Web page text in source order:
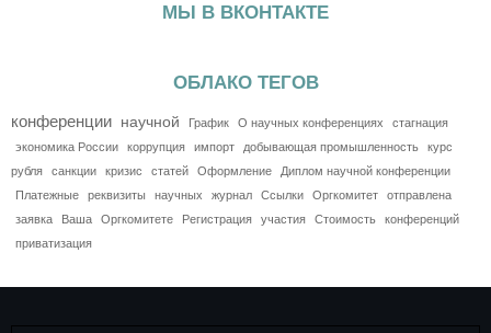
МЫ В ВКОНТАКТЕ
ОБЛАКО ТЕГОВ
конференции научной График О научных конференциях
стагнация
экономика России
коррупция импорт добывающая промышленность
курс
рубля
санкции кризис статей Оформление
Диплом научной конференции
Платежные
реквизиты научных журнал Ссылки Оргкомитет
отправлена
заявка
Ваша Оргкомитете Регистрация участия Стоимость
конференций
приватизация